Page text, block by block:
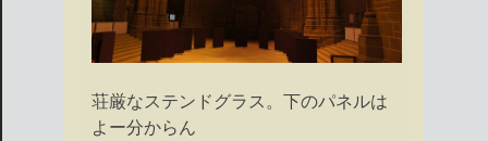
荘厳なステンドグラス。下のパネルは
よー分からん